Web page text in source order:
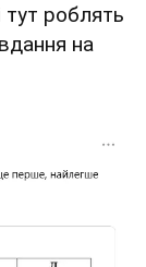
тут роблять
на